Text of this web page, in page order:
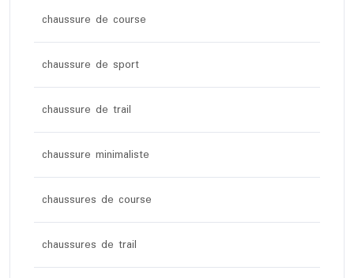
chaussure de course
chaussure de sport
chaussure de trail
chaussure minimaliste
chaussures de course
chaussures de trail